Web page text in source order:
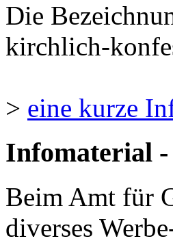
Die
kirchlich-
> eine kurze
Infomaterial
Beim Amt für
diverses